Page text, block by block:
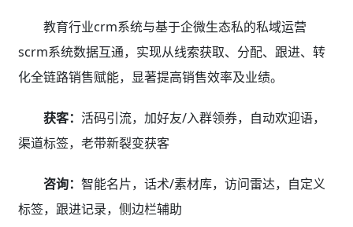
教育行业crm系统与基于企微生态私的私域运营
scrm系统数据互通，实现从线索获取、分配、跟进、转
化全链路销售赋能，显著提高销售效率及业绩。
获客： 活码引流，加好友/入群领券，自动欢迎语，
渠道标签，老带新裂变获客
咨询： 智能名片，话术/素材库，访问雷达，自定义
标签，跟进记录，侧边栏辅助